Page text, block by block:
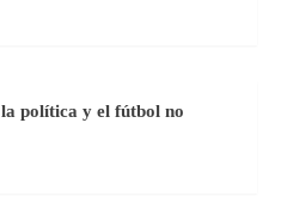
política y el fútbol no